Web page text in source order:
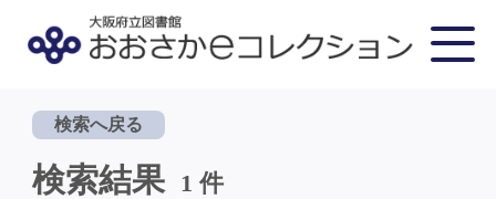
検索へ戻る
検索結果 1 件